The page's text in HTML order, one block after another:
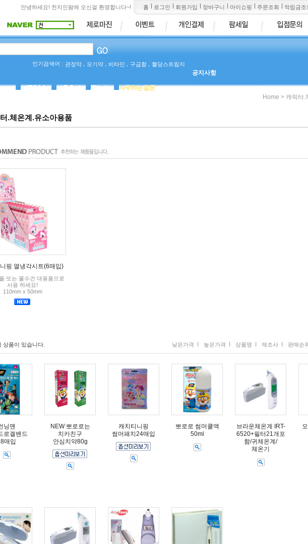
안녕하세요! 천지인팜에 오신걸 환영합니다~! 홈 로그인 회원가입 장바구니 마이쇼핑 주문조회 적립금조
인기검색어 : 관장약 모기약 비타민 구급함 혈당스트립지
공지사항
상품Q&A 사용후기 팜뉴스
자주하는질문
Home > 캐릭터.
.체온계.유소아용품
핑 열냉각시트(6매입)
또는 물수건 대용품으로
사용 하세요!
110mm x 50mm
상품이 있습니다. 낮은가격 높은가격 상품명 제조사 판매순위
닝맨
로겔밴드
매입
NEW 뽀로로는
치카친구
안심치약80g
캐치티니핑
썸머패치24매입
뽀로로 썸머쿨액
50ml
브라운체온계 IRT-
6520+필터21개포
함/귀체온계/
체온기